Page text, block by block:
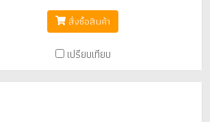
สั่งซื้อสินค้า
เปรียบเทียบ